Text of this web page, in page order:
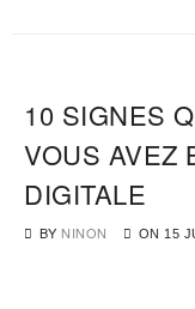
10 SIGNES
VOUS AVEZ
DIGITALE
BY NINON ON 15